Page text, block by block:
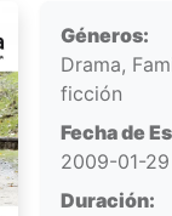
Géneros:
Drama,
ficción
Fecha de
2009-01-29
Duración: